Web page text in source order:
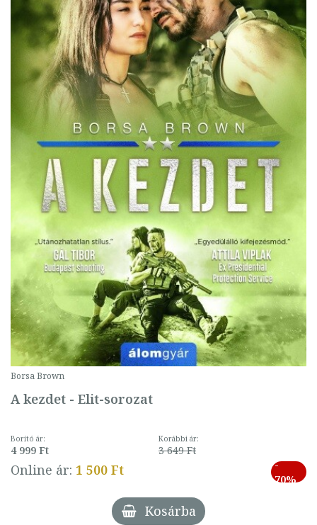
Borsa Brown
A kezdet - Elit-sorozat
Borító ár:
4 999 Ft
Korábbi ár:
3 649 Ft
Online ár: 1 500 Ft
-
70%
Kosárba